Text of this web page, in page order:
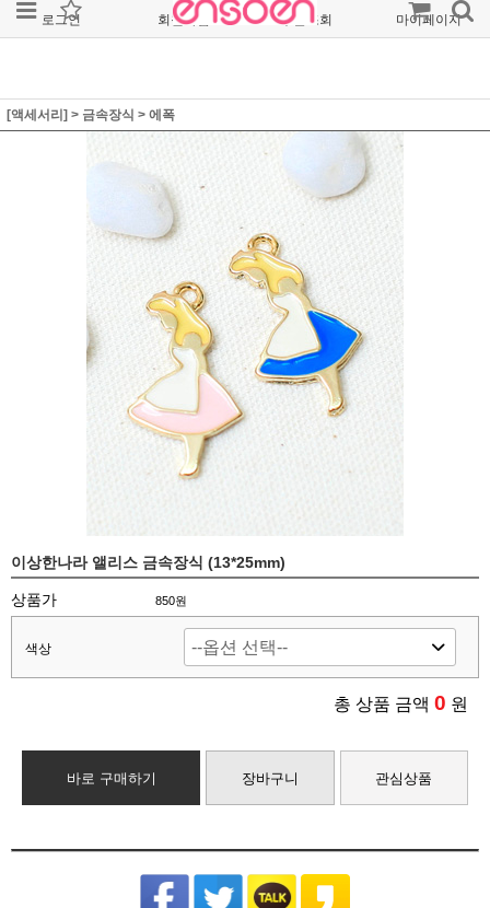
로그인 회원가입 주문조회 마이페이지
[액세서리] > 금속장식 > 에폭
이상한나라 앨리스 금속장식 (13*25mm)
상품가 850원
색상
총 상품 금액 0 원
바로 구매하기 장바구니 관심상품